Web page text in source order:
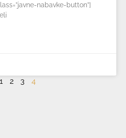
nabavke-button”]
1 2 3 4